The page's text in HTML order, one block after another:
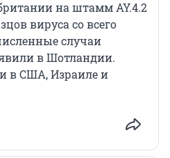
на штамм AY.4.2
вируса со всего
случаи
в Шотландии.
в США, Израиле и